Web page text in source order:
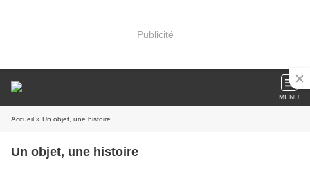
Publicité
MENU
Accueil » Un objet, une histoire
Un objet, une histoire